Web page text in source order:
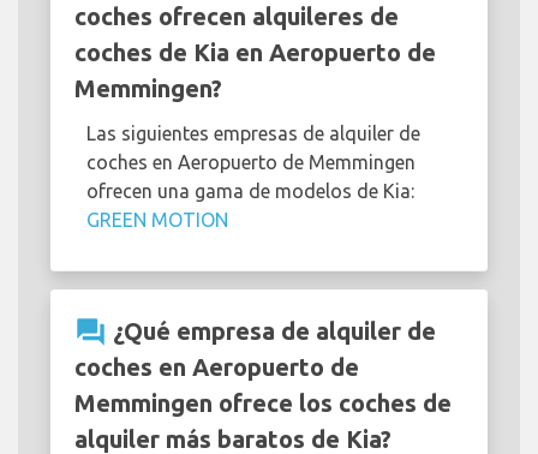
coches ofrecen alquileres de
coches de Kia en Aeropuerto de
Memmingen?
Las siguientes empresas de alquiler de
coches en Aeropuerto de Memmingen
ofrecen una gama de modelos de Kia:
GREEN MOTION
question_answer ¿Qué empresa de alquiler de
coches en Aeropuerto de
Memmingen ofrece los coches de
alquiler más baratos de Kia?